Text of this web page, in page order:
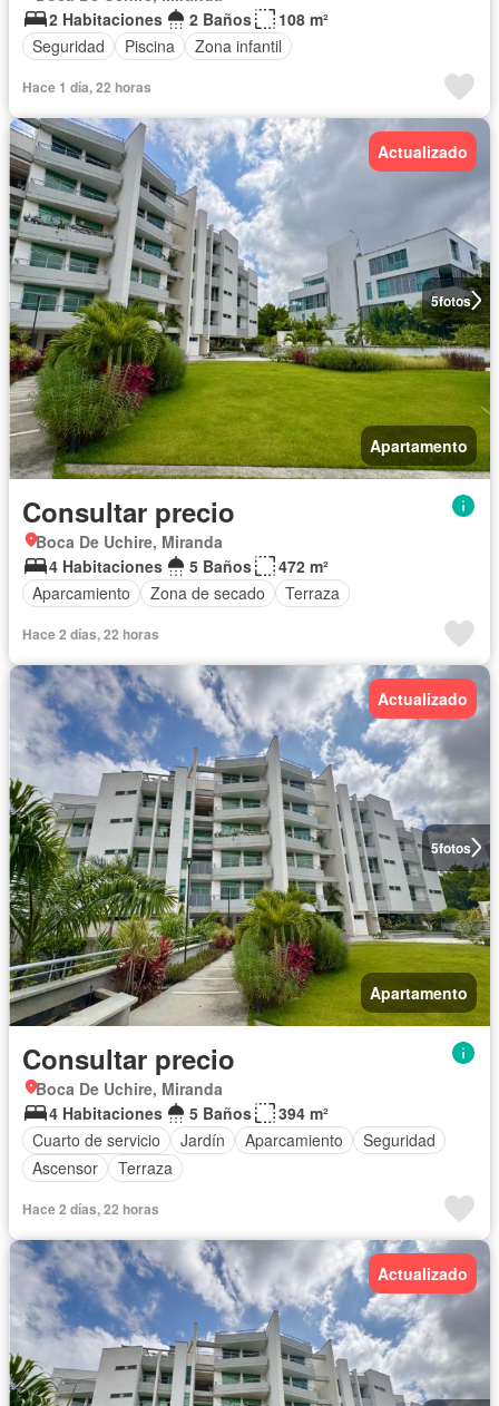
2 Habitaciones
2 Baños
108 m²
Seguridad
Piscina Zona infantil
Hace 1 día, 22 horas
5fotos
Actualizado
Apartamento
Consultar precio
Boca De Uchire, Miranda
4 Habitaciones
5 Baños
472 m²
Aparcamiento
Zona de secado Terraza
Hace 2 días, 22 horas
5fotos
Actualizado
Apartamento
Consultar precio
Boca De Uchire, Miranda
4 Habitaciones
5 Baños
394 m²
Cuarto de servicio
Jardín Aparcamiento
Seguridad
Ascensor
Terraza
Hace 2 días, 22 horas
Actualizado